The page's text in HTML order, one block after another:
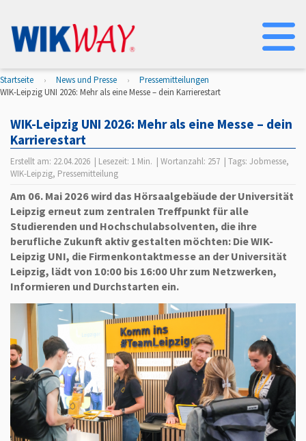
Startseite News und Presse
Pressemitteilungen
WIK-Leipzig UNI 2026: Mehr als eine Messe – dein Karrierestart
WIK-Leipzig UNI 2026: Mehr als eine Messe – dein
Karrierestart
Erstellt am: 22.04.2026 | Lesezeit: 1 Min. | Wortanzahl: 257 | Tags: Jobmesse,
WIK-Leipzig, Pressemitteilung
Am 06. Mai 2026 wird das Hörsaalgebäude der Universität
Leipzig erneut zum zentralen Treffpunkt für alle
Studierenden und Hochschulabsolventen, die ihre
berufliche Zukunft aktiv gestalten möchten: Die WIK-
Leipzig UNI, die Firmenkontaktmesse an der Universität
Leipzig, lädt von 10:00 bis 16:00 Uhr zum Netzwerken,
Informieren und Durchstarten ein.